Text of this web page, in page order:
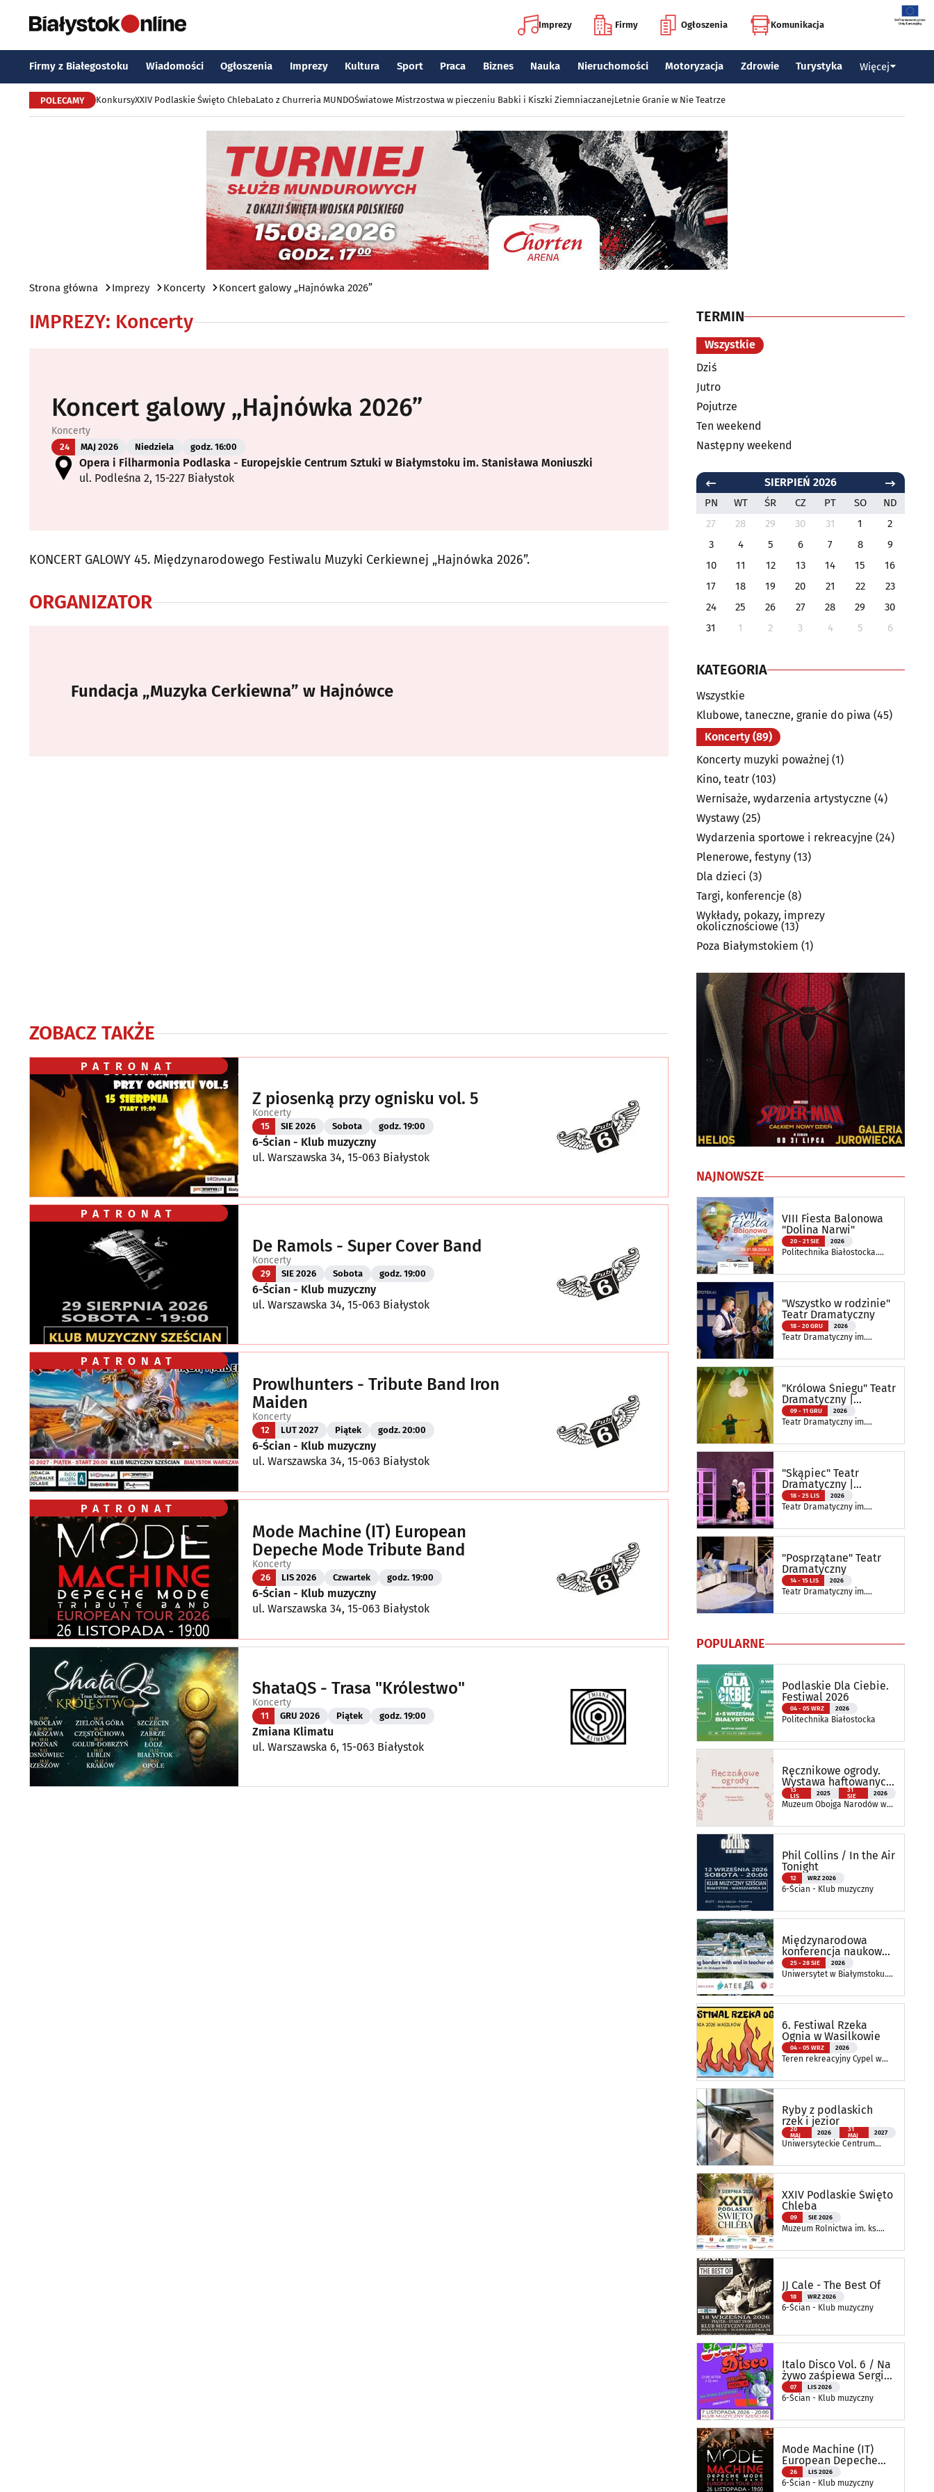
Imprezy Firmy Ogłoszenia Komunikacja
Firmy z Białegostoku Wiadomości Ogłoszenia Imprezy Kultura Sport Praca Biznes Nauka Nieruchomości Motoryzacja Zdrowie Turystyka Więcej
POLECAMY KonkursyXXIV Podlaskie Święto ChlebaLato z Churreria MUNDOŚwiatowe Mistrzostwa w pieczeniu Babki i Kiszki ZiemniaczanejLetnie Granie w Nie Teatrze
Strona główna Imprezy Koncerty Koncert galowy „Hajnówka 2026”
IMPREZY: Koncerty
Koncert galowy „Hajnówka 2026”
Koncerty
24 MAJ 2026 Niedziela godz. 16:00
Opera i Filharmonia Podlaska - Europejskie Centrum Sztuki w Białymstoku im. Stanisława Moniuszki
ul. Podleśna 2, 15-227 Białystok
KONCERT GALOWY 45. Międzynarodowego Festiwalu Muzyki Cerkiewnej „Hajnówka 2026”.
ORGANIZATOR
Fundacja „Muzyka Cerkiewna” w Hajnówce
ZOBACZ TAKŻE
PATRONAT
Z piosenką przy ognisku vol. 5
Koncerty
15 SIE 2026 Sobota godz. 19:00
6-Ścian - Klub muzyczny
ul. Warszawska 34, 15-063 Białystok
PATRONAT
De Ramols - Super Cover Band
Koncerty
29 SIE 2026 Sobota godz. 19:00
6-Ścian - Klub muzyczny
ul. Warszawska 34, 15-063 Białystok
PATRONAT
Prowlhunters - Tribute Band Iron
Maiden
Koncerty
12 LUT 2027 Piątek godz. 20:00
6-Ścian - Klub muzyczny
ul. Warszawska 34, 15-063 Białystok
PATRONAT
Mode Machine (IT) European
Depeche Mode Tribute Band
Koncerty
26 LIS 2026 Czwartek godz. 19:00
6-Ścian - Klub muzyczny
ul. Warszawska 34, 15-063 Białystok
ShataQS - Trasa "Królestwo"
Koncerty
11 GRU 2026 Piątek godz. 19:00
Zmiana Klimatu
ul. Warszawska 6, 15-063 Białystok
TERMIN
Wszystkie
Dziś
Jutro
Pojutrze
Ten weekend
Następny weekend
SIERPIEŃ 2026
PN WT ŚR CZ PT SO
ND
27
28 29 30 31 1
2
3
4 5 6 7 8
9
10
11 12 13 14 15
16
17
18 19 20 21 22
23
24
25 26 27 28 29
30
31
1 2 3 4 5 6
KATEGORIA
Wszystkie
Klubowe, taneczne, granie do piwa (45)
Koncerty (89)
Koncerty muzyki poważnej (1)
Kino, teatr (103)
Wernisaże, wydarzenia artystyczne (4)
Wystawy (25)
Wydarzenia sportowe i rekreacyjne (24)
Plenerowe, festyny (13)
Dla dzieci (3)
Targi, konferencje (8)
Wykłady, pokazy, imprezy
okolicznościowe (13)
Poza Białymstokiem (1)
NAJNOWSZE
VIII Fiesta Balonowa
"Dolina Narwi"
20 - 21 SIE 2026
Politechnika Białostocka.
"Wszystko w rodzinie"
Teatr Dramatyczny
18 - 20 GRU 2026
Teatr Dramatyczny im.
"Królowa Śniegu" Teatr
Dramatyczny |
Spektakl Szkolny
09 - 11 GRU 2026
Teatr Dramatyczny im.
"Skąpiec" Teatr
Dramatyczny |
Spektakl Szkolny
18 - 25 LIS 2026
Teatr Dramatyczny im.
"Posprzątane" Teatr
Dramatyczny
14 - 15 LIS 2026
Teatr Dramatyczny im.
POPULARNE
Podlaskie Dla Ciebie.
Festiwal 2026
04 - 05 WRZ 2026
Politechnika Białostocka
Ręcznikowe ogrody.
Wystawa haftowanych
tkanin inspirowanych
naturą
13
LIS
2025
31
SIE
2026
Muzeum Obojga Narodów w
Muzeum Podlaskiego w
Phil Collins / In the Air
Tonight
12 WRZ 2026
6-Ścian - Klub muzyczny
Międzynarodowa
konferencja naukowa
ATEE Annual
Conference 2026
25 - 28 SIE 2026
Uniwersytet w Białymstoku.
6. Festiwal Rzeka
Ognia w Wasilkowie
04 - 05 WRZ 2026
Teren rekreacyjny Cypel w
Ryby z podlaskich
rzek i jezior
20
MAJ
2026
31
MAJ
2027
Uniwersyteckie Centrum
Andrzeja Myrchy
XXIV Podlaskie Święto
Chleba
09 SIE 2026
Muzeum Rolnictwa im. ks.
Ciechanowcu
JJ Cale - The Best Of
18 WRZ 2026
6-Ścian - Klub muzyczny
Italo Disco Vol. 6 / Na
żywo zaśpiewa Sergio
Bettas
07 LIS 2026
6-Ścian - Klub muzyczny
Mode Machine (IT)
European Depeche
Mode Tribute Band
26 LIS 2026
6-Ścian - Klub muzyczny